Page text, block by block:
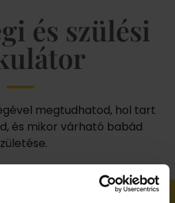
és szülési
megtudhatod, hol tart
és mikor várható babád